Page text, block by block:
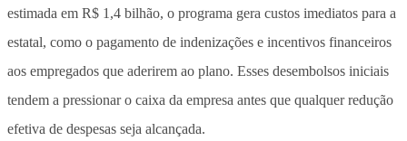
estimada em R$ 1,4 bilhão, o programa gera custos imediatos para a
estatal, como o pagamento de indenizações e incentivos financeiros
aos empregados que aderirem ao plano. Esses desembolsos iniciais
tendem a pressionar o caixa da empresa antes que qualquer redução
efetiva de despesas seja alcançada.